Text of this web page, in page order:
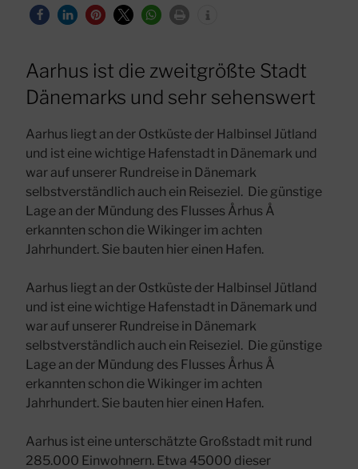
Aarhus ist die zweitgrößte Stadt
Dänemarks und sehr sehenswert
Aarhus liegt an der Ostküste der Halbinsel Jütland
und ist eine wichtige Hafenstadt in Dänemark und
war auf unserer Rundreise in Dänemark
selbstverständlich auch ein Reiseziel. Die günstige
Lage an der Mündung des Flusses Århus Å
erkannten schon die Wikinger im achten
Jahrhundert. Sie bauten hier einen Hafen.
Aarhus liegt an der Ostküste der Halbinsel Jütland
und ist eine wichtige Hafenstadt in Dänemark und
war auf unserer Rundreise in Dänemark
selbstverständlich auch ein Reiseziel. Die günstige
Lage an der Mündung des Flusses Århus Å
erkannten schon die Wikinger im achten
Jahrhundert. Sie bauten hier einen Hafen.
Aarhus ist eine unterschätzte Großstadt mit rund
285.000 Einwohnern. Etwa 45000 dieser